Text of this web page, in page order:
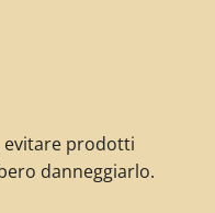
evitare prodotti
danneggiarlo.